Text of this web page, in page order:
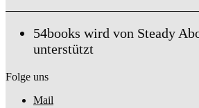
54books wird von Steady
unterstützt
Folge uns
Mail